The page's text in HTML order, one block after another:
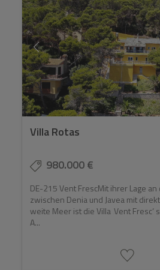
Villa Rotas
980.000 €
DE-215 Vent FrescMit ihrer Lage
zwischen Denia und Javea mit
weite Meer ist die Villa ‚Vent Fresc‘
A...